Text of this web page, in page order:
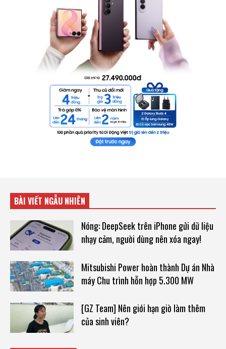
BÀI VIẾT NGẪU NHIÊN
Nóng: DeepSeek trên iPhone gửi dữ liệu
nhạy cảm, người dùng nên xóa ngay!
Mitsubishi Power hoàn thành Dự án Nhà
máy Chu trình hỗn hợp 5.300 MW
[GZ Team] Nên giới hạn giờ làm thêm
của sinh viên?